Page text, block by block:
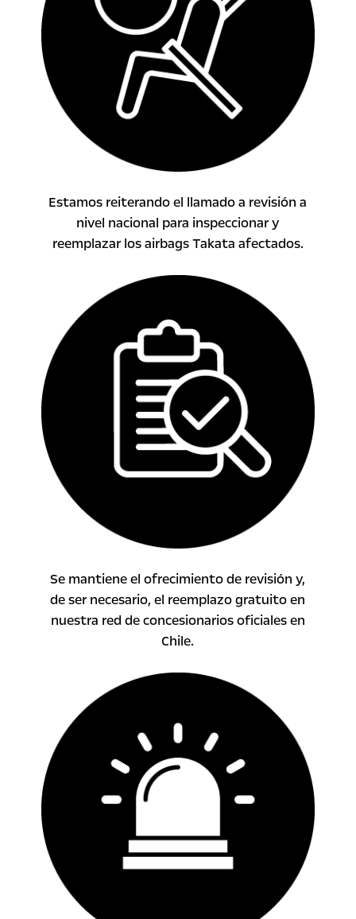
Estamos reiterando el llamado a revisión a
nivel nacional para inspeccionar y
reemplazar los airbags Takata afectados.
Se mantiene el ofrecimiento de revisión y,
de ser necesario, el reemplazo gratuito en
nuestra red de concesionarios oficiales en
Chile.